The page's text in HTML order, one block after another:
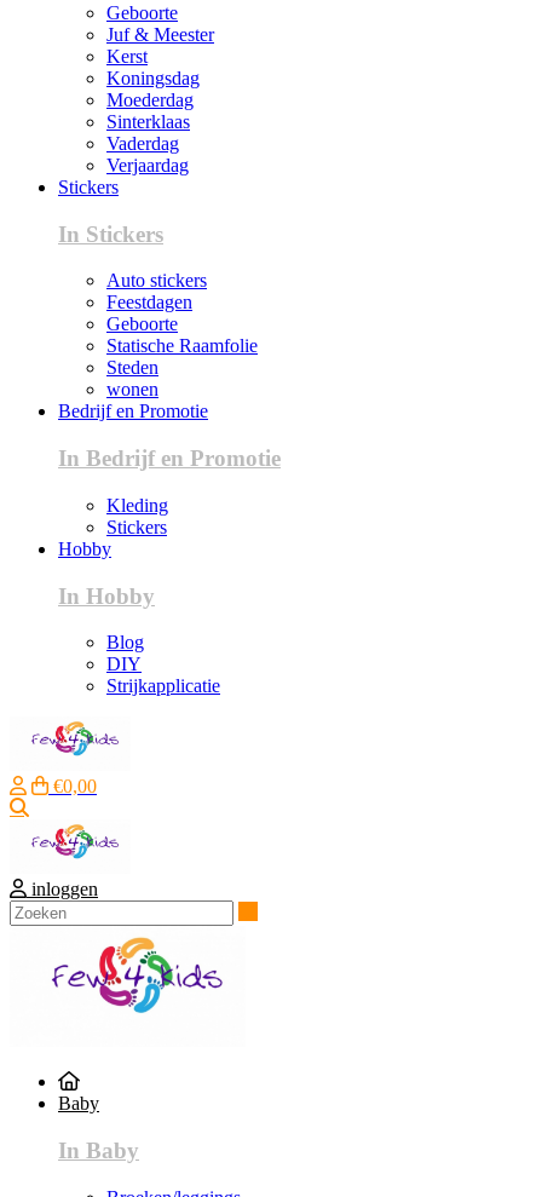
Geboorte
Juf & Meester
Kerst
Koningsdag
Moederdag
Sinterklaas
Vaderdag
Verjaardag
Stickers
In Stickers
Auto stickers
Feestdagen
Geboorte
Statische Raamfolie
Steden
wonen
Bedrijf en Promotie
In Bedrijf en Promotie
Kleding
Stickers
Hobby
In Hobby
Blog
DIY
Strijkapplicatie
€0,00
inloggen
Baby
In Baby